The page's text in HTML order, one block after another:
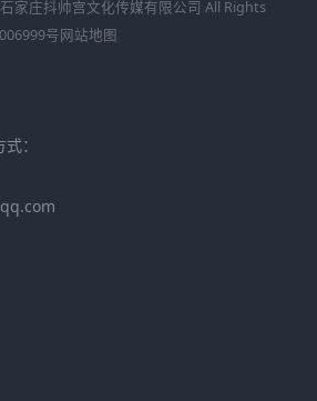
家庄抖帅宫文化传媒有限公司 All Rights
号网站地图
：